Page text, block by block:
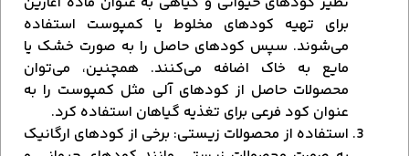
برای تهیه کودهای مخلوط یا کمپوست استفاده
می‌شوند. سپس کودهای حاصل را به صورت خشک یا
مایع به خاک اضافه می‌کنند. همچنین، می‌توان
محصولات حاصل از کودهای آلی مثل کمپوست را به
عنوان کود فرعی برای تغذیه گیاهان استفاده کرد.
استفاده از محصولات زیستی: برخی از کودهای ارگانیک